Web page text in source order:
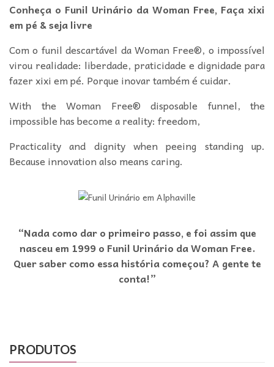
Conheça o Funil Urinário da Woman Free, Faça xixi
em pé & seja livre
Com o funil descartável da Woman Free®, o impossível
virou realidade: liberdade, praticidade e dignidade para
fazer xixi em pé. Porque inovar também é cuidar.
With the Woman Free® disposable funnel, the
impossible has become a reality: freedom,
Practicality and dignity when peeing standing up.
Because innovation also means caring.
“Nada como dar o primeiro passo, e foi assim que
nasceu em 1999 o Funil Urinário da Woman Free.
Quer saber como essa história começou? A gente te
conta!”
PRODUTOS